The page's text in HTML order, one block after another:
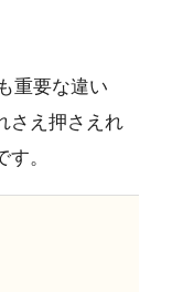
重要な違い
さえ押さえれ
。